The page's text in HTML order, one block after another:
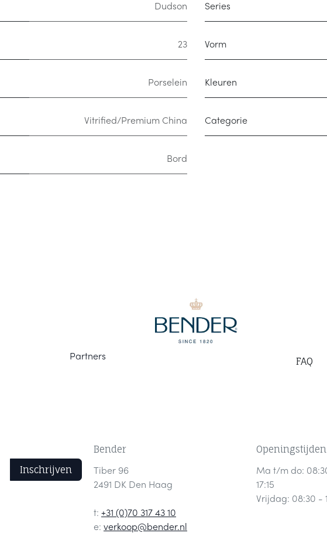
Dudson Series
23 Vorm
Porselein Kleuren
Vitrified/Premium China Categorie
Bord
Inschrijven
Bender
Tiber 96
2491 DK Den Haag
t: +31 (0)70 317 43 10
e: verkoop@bender.nl
Openingstijden
Ma t/m do:
17:15
Vrijdag: 08:30 -
Partners FAQ